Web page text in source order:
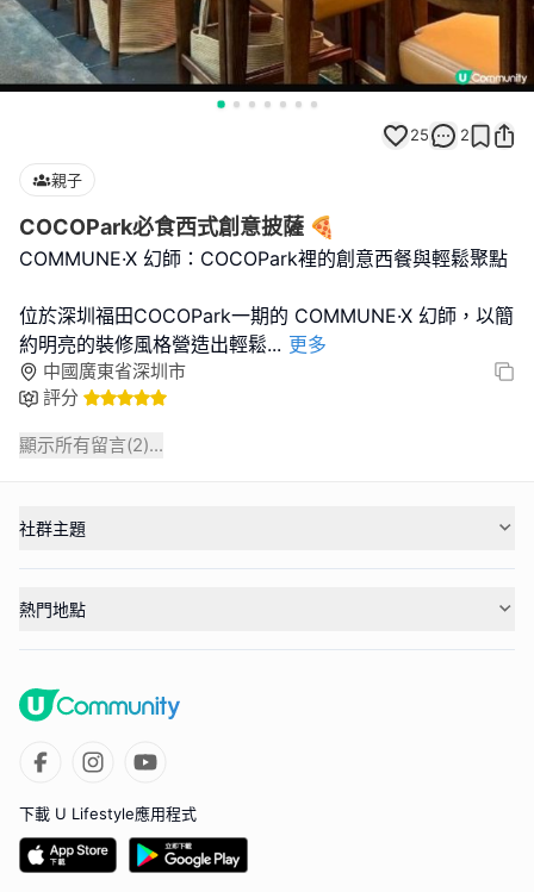
25 2
親子
COCOPark必食西式創意披薩 🍕
COMMUNE·X 幻師：COCOPark裡的創意西餐與輕鬆聚點
位於深圳福田COCOPark一期的 COMMUNE·X 幻師，以簡
約明亮的裝修風格營造出輕鬆... 更多
中國廣東省深圳市
評分
顯示所有留言(2)...
社群主題
熱門地點
下載 U Lifestyle應用程式